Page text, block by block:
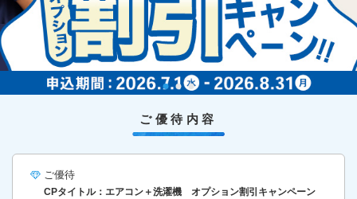
ご優待内容
ご優待
CPタイトル：エアコン＋洗濯機 オプション割引キャンペーン